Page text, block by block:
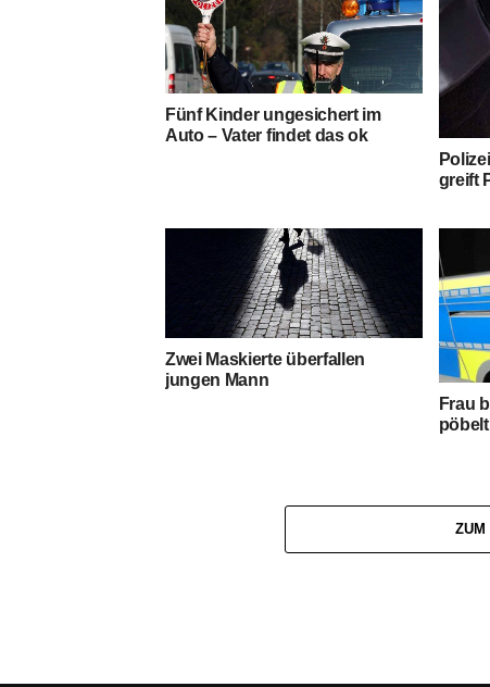
Fünf Kinder ungesichert im
Auto – Vater findet das ok
greift
Zwei Maskierte überfallen
jungen Mann
Frau
ZUM